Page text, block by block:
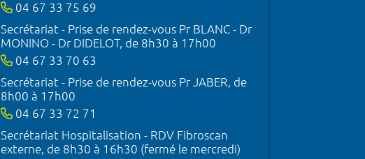
04 67 33 75 69
Secrétariat - Prise de rendez-vous Pr BLANC - Dr
MONINO - Dr DIDELOT, de 8h30 à 17h00
04 67 33 70 63
Secrétariat - Prise de rendez-vous Pr JABER, de
8h00 à 17h00
04 67 33 72 71
Secrétariat Hospitalisation - RDV Fibroscan
externe, de 8h30 à 16h30 (fermé le mercredi)